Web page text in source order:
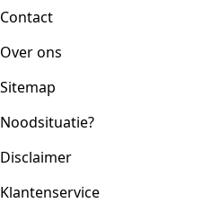
Contact
Over ons
Sitemap
Noodsituatie?
Disclaimer
Klantenservice